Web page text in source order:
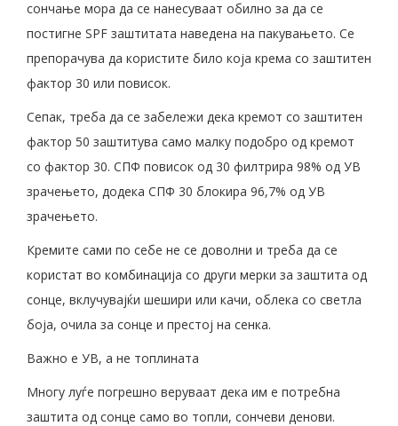
сончање мора да се нанесуваат обилно за да се
постигне SPF заштитата наведена на пакувањето. Се
препорачува да користите било која крема со заштитен
фактор 30 или повисок.
Сепак, треба да се забележи дека кремот со заштитен
фактор 50 заштитува само малку подобро од кремот
со фактор 30. СПФ повисок од 30 филтрира 98% од УВ
зрачењето, додека СПФ 30 блокира 96,7% од УВ
зрачењето.
Кремите сами по себе не се доволни и треба да се
користат во комбинација со други мерки за заштита од
сонце, вклучувајќи шешири или качи, облека со светла
боја, очила за сонце и престој на сенка.
Важно е УВ, а не топлината
Многу луѓе погрешно веруваат дека им е потребна
заштита од сонце само во топли, сончеви денови.